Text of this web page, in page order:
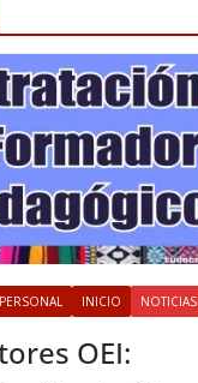
INICIO NOTICIAS
OEI: